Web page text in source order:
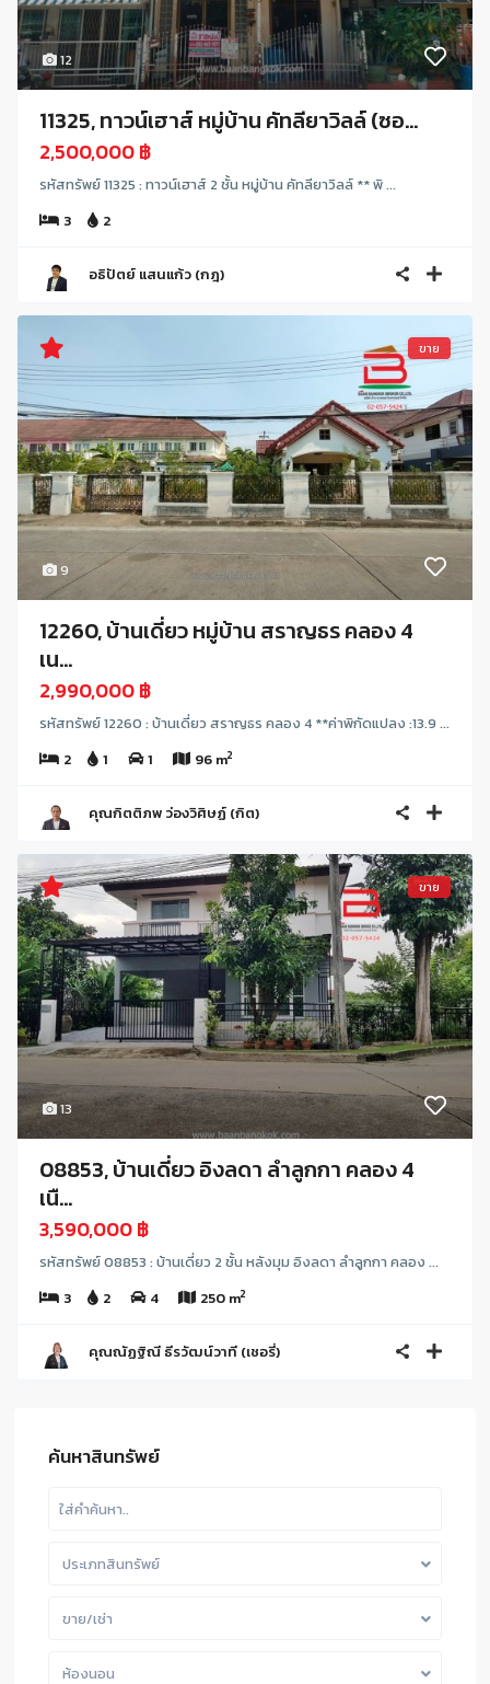
12
11325, ทาวน์เฮาส์ หมู่บ้าน คัทลียาวิลล์ (ซอ...
2,500,000 ฿
รหัสทรัพย์ 11325 : ทาวน์เฮาส์ 2 ชั้น หมู่บ้าน คัทลียาวิลล์ ** พิ ...
3
2
อธิปัตย์ แสนแก้ว (กฎ)
9
ขาย
12260, บ้านเดี่ยว หมู่บ้าน สราญธร คลอง 4
เน...
2,990,000 ฿
รหัสทรัพย์ 12260 : บ้านเดี่ยว สราญธร คลอง 4 **ค่าพิกัดแปลง :13.9 ...
2
1 1 96 m2
คุณกิตติภพ ว่องวิศิษฏ์ (กิต)
13
ขาย
08853, บ้านเดี่ยว อิงลดา ลำลูกกา คลอง 4
เนื...
3,590,000 ฿
รหัสทรัพย์ 08853 : บ้านเดี่ยว 2 ชั้น หลังมุม อิงลดา ลำลูกกา คลอง ...
3
2 4 250 m2
คุณณัฏฐิณี ธีรวัฒน์วาที (เชอรี่)
ค้นหาสินทรัพย์
ประเภทสินทรัพย์
ขาย/เช่า
ห้องนอน